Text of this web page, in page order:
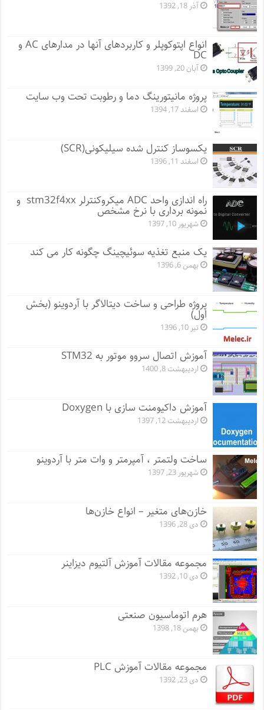
آذر 18, 1392
انواع اپتوکوپلر و کاربردهای آنها در مدارهای AC و
DC
آبان 20, 1399
پروژه مانيتورينگ دما و رطوبت تحت وب سایت
اسفند 17, 1394
یکسوساز کنترل شده سیلیکونی(SCR)
اسفند 11, 1396
راه اندازی واحد ADC میکروکنترلر stm32f4xx و
نمونه برداری با نرخ مشخص
شهریور 10, 1397
یک منبع تغذیه سوئیچینگ چگونه کار می کند
بهمن 6, 1396
پروژه طراحی و ساخت دیتالاگر با آردوینو (بخش
اول)
تیر 10, 1396
آموزش اتصال سروو موتور به STM32
اردیبهشت 8, 1400
آموزش داکیومنت سازی با Doxygen
اردیبهشت 12, 1397
ساخت ولتمتر ، آمپرمتر و وات متر با آردوینو
شهریور 23, 1397
خازن‌های متغیر – انواع خازن‌ها
دی 28, 1396
مجموعه مقالات آموزش آلتیوم دیزاینر
دی 10, 1392
هرم اتوماسیون صنعتی
بهمن 18, 1398
مجموعه مقالات آموزش PLC
دی 23, 1392